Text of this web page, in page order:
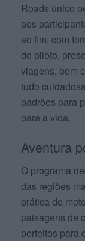
Roads único
aos
ao fim, com
do piloto,
viagens, bem
tudo
padrões para
para a vida.
Aventura
O programa
das regiões
prática de
paisagens de
perfeitos para